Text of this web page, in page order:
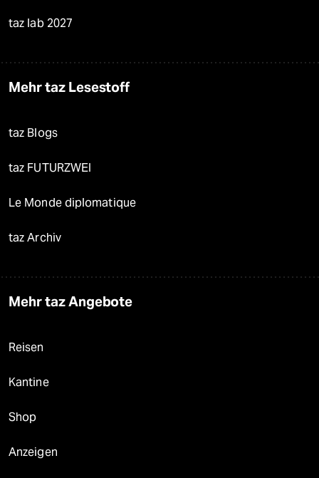
taz lab 2027
Mehr taz Lesestoff
taz Blogs
taz FUTURZWEI
Le Monde diplomatique
taz Archiv
Mehr taz Angebote
Reisen
Kantine
Shop
Anzeigen